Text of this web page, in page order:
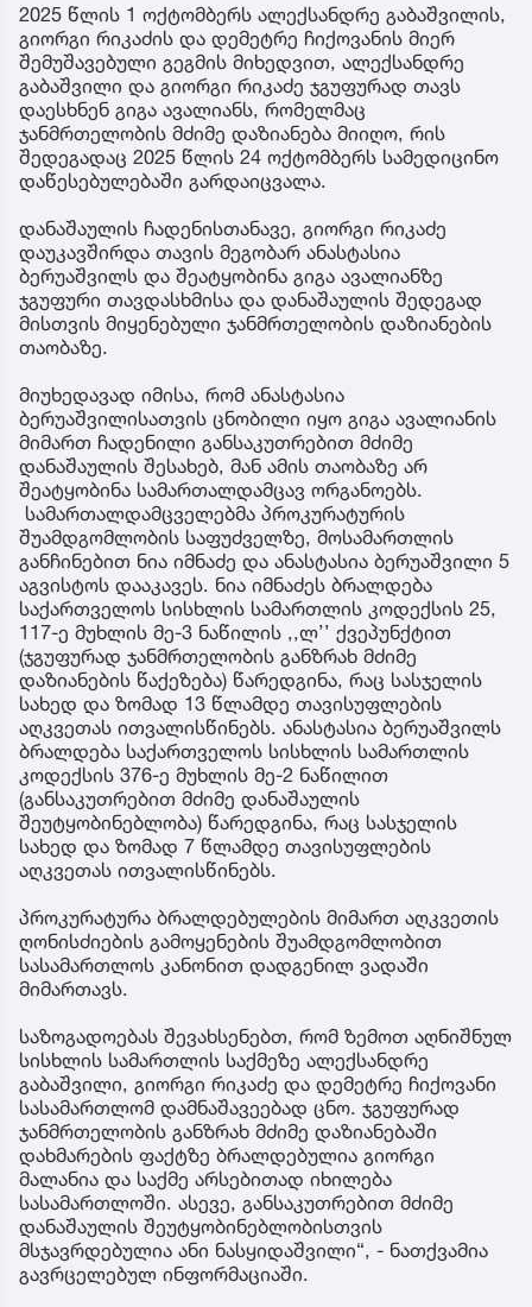
2025 წლის 1 ოქტომბერს ალექსანდრე გაბაშვილის,
გიორგი რიკაძის და დემეტრე ჩიქოვანის მიერ
შემუშავებული გეგმის მიხედვით, ალექსანდრე
გაბაშვილი და გიორგი რიკაძე ჯგუფურად თავს
დაესხნენ გიგა ავალიანს, რომელმაც
ჯანმრთელობის მძიმე დაზიანება მიიღო, რის
შედეგადაც 2025 წლის 24 ოქტომბერს სამედიცინო
დაწესებულებაში გარდაიცვალა.
დანაშაულის ჩადენისთანავე, გიორგი რიკაძე
დაუკავშირდა თავის მეგობარ ანასტასია
ბერუაშვილს და შეატყობინა გიგა ავალიანზე
ჯგუფური თავდასხმისა და დანაშაულის შედეგად
მისთვის მიყენებული ჯანმრთელობის დაზიანების
თაობაზე.
მიუხედავად იმისა, რომ ანასტასია
ბერუაშვილისათვის ცნობილი იყო გიგა ავალიანის
მიმართ ჩადენილი განსაკუთრებით მძიმე
დანაშაულის შესახებ, მან ამის თაობაზე არ
შეატყობინა სამართალდამცავ ორგანოებს.
სამართალდამცველებმა პროკურატურის
შუამდგომლობის საფუძველზე, მოსამართლის
განჩინებით ნია იმნაძე და ანასტასია ბერუაშვილი 5
აგვისტოს დააკავეს. ნია იმნაძეს ბრალდება
საქართველოს სისხლის სამართლის კოდექსის 25,
117-ე მუხლის მე-3 ნაწილის ,,ლ’’ ქვეპუნქტით
(ჯგუფურად ჯანმრთელობის განზრახ მძიმე
დაზიანების წაქეზება) წარედგინა, რაც სასჯელის
სახედ და ზომად 13 წლამდე თავისუფლების
აღკვეთას ითვალისწინებს. ანასტასია ბერუაშვილს
ბრალდება საქართველოს სისხლის სამართლის
კოდექსის 376-ე მუხლის მე-2 ნაწილით
(განსაკუთრებით მძიმე დანაშაულის
შეუტყობინებლობა) წარედგინა, რაც სასჯელის
სახედ და ზომად 7 წლამდე თავისუფლების
აღკვეთას ითვალისწინებს.
პროკურატურა ბრალდებულების მიმართ აღკვეთის
ღონისძიების გამოყენების შუამდგომლობით
სასამართლოს კანონით დადგენილ ვადაში
მიმართავს.
საზოგადოებას შევახსენებთ, რომ ზემოთ აღნიშნულ
სისხლის სამართლის საქმეზე ალექსანდრე
გაბაშვილი, გიორგი რიკაძე და დემეტრე ჩიქოვანი
სასამართლომ დამნაშავეებად ცნო. ჯგუფურად
ჯანმრთელობის განზრახ მძიმე დაზიანებაში
დახმარების ფაქტზე ბრალდებულია გიორგი
მალანია და საქმე არსებითად იხილება
სასამართლოში. ასევე, განსაკუთრებით მძიმე
დანაშაულის შეუტყობინებლობისთვის
მსჯავრდებულია ანი ნასყიდაშვილი“, - ნათქვამია
გავრცელებულ ინფორმაციაში.